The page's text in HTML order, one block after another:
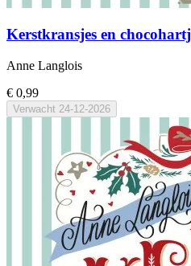
Kerstkransjes en
Anne Langlois
€ 0,99
Verwacht 24-12-2026